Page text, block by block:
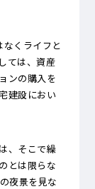
なくライフと
ては、資産
ンの購入を
建設におい
、そこで繰
とは限らな
夜景を見な